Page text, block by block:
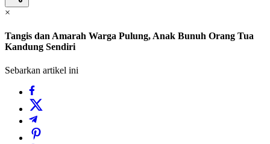
×
Tangis dan Amarah Warga Pulung, Anak Bunuh Orang Tua
Kandung Sendiri
Sebarkan artikel ini